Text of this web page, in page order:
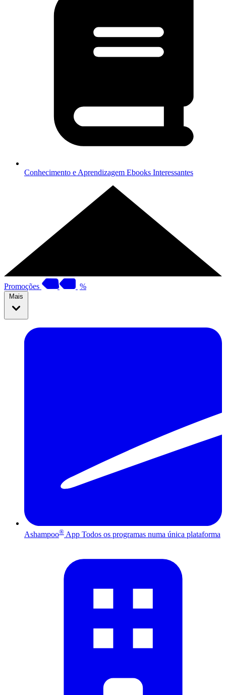
Conhecimento e Aprendizagem Ebooks Interessantes
Promoções %
Mais
Ashampoo® App Todos os programas numa única plataforma